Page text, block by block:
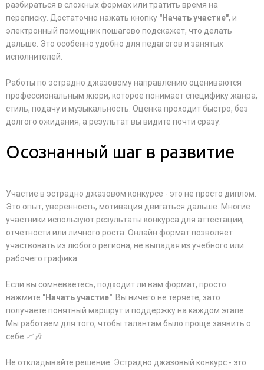
разбираться в сложных формах или тратить время на
переписку. Достаточно нажать кнопку "Начать участие", и
электронный помощник пошагово подскажет, что делать
дальше. Это особенно удобно для педагогов и занятых
исполнителей.
Работы по эстрадно джазовому направлению оцениваются
профессиональным жюри, которое понимает специфику жанра,
стиль, подачу и музыкальность. Оценка проходит быстро, без
долгого ожидания, а результат вы видите почти сразу.
Осознанный шаг в развитие
Участие в эстрадно джазовом конкурсе - это не просто диплом.
Это опыт, уверенность, мотивация двигаться дальше. Многие
участники используют результаты конкурса для аттестации,
отчетности или личного роста. Онлайн формат позволяет
участвовать из любого региона, не выпадая из учебного или
рабочего графика.
Если вы сомневаетесь, подходит ли вам формат, просто
нажмите "Начать участие" . Вы ничего не теряете, зато
получаете понятный маршрут и поддержку на каждом этапе.
Мы работаем для того, чтобы талантам было проще заявить о
себе 📈🎶
Не откладывайте решение. Эстрадно джазовый конкурс - это